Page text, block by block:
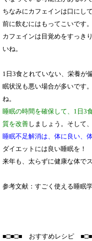
ちなみにカフェインは口にし
前に飲むにはもってこいです
カフェインは目覚めをすっき
いね。
1日3食とれていない、栄養が
眠状況も悪い場合が多いです
ね。
睡眠の時間を確保して、1日3
質を改善しましょう。そして
睡眠不足解消は、体に良い、
ダイエットには良い睡眠を！
来年も、太らずに健康な体で
参考文献：すごく使える睡
■□■□■ おすすめレシピ